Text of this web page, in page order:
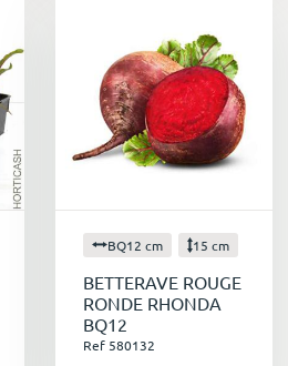
BQ12 cm 15 cm
BETTERAVE ROUGE
RONDE RHONDA
BQ12
Ref 580132